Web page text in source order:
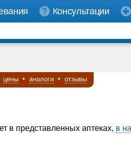
Консультации
цены • аналоги • отзывы
в представленных аптеках, в